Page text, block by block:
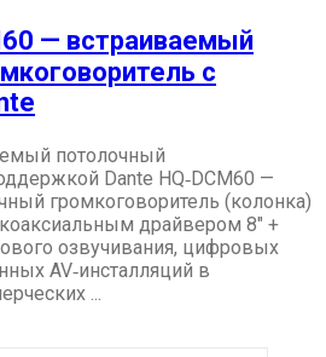
— встраиваемый
с
потолочный
Dante HQ‑DCM60 —
громкоговоритель (колонка)
драйвером 8″ +
озвучивания, цифровых
AV‑инсталляций в
...